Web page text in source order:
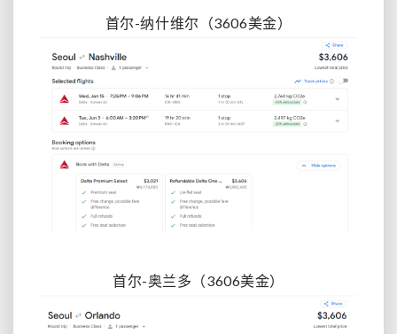
首尔-纳什维尔 （3606美金）
首尔-奥兰多 （3606美金）